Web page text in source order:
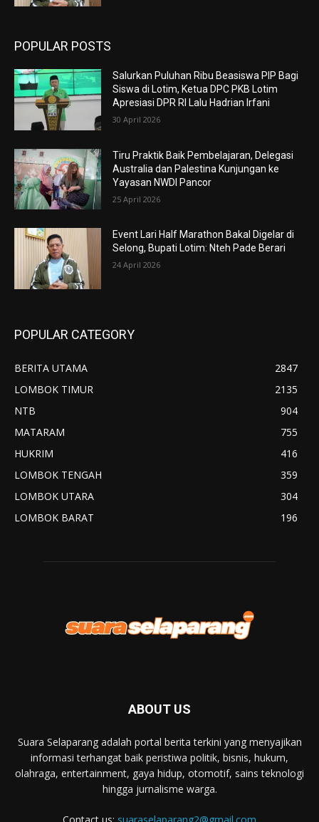
POPULAR POSTS
Salurkan Puluhan Ribu Beasiswa PIP Bagi
Siswa di Lotim, Ketua DPC PKB Lotim
Apresiasi DPR RI Lalu Hadrian Irfani
30 April 2026
Tiru Praktik Baik Pembelajaran, Delegasi
Australia dan Palestina Kunjungan ke
Yayasan NWDI Pancor
25 April 2026
Event Lari Half Marathon Bakal Digelar di
Selong, Bupati Lotim: Nteh Pade Berari
24 April 2026
POPULAR CATEGORY
BERITA UTAMA
2847
LOMBOK TIMUR
2135
NTB
904
MATARAM
755
HUKRIM
416
LOMBOK TENGAH
359
LOMBOK UTARA
304
LOMBOK BARAT
196
ABOUT US
Suara Selaparang adalah portal berita terkini yang menyajikan
informasi terhangat baik peristiwa politik, bisnis, hukum,
olahraga, entertainment, gaya hidup, otomotif, sains teknologi
hingga jurnalisme warga.